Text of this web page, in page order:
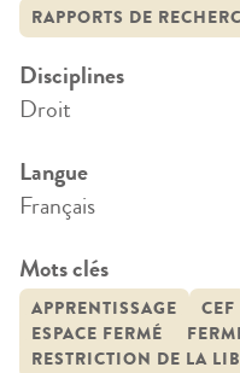
RAPPORTS DE
Disciplines
Droit
Langue
Français
Mots clés
APPRENTISSAGE CEF
ESPACE FERMÉ
RESTRICTION DE LA